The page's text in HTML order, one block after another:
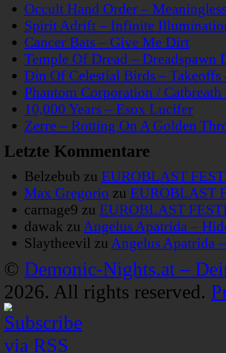
Occult Hand Order –
Spirit Adrift – Infinite
Cancer Bats – Give Me Dirt
Temple Of Dread – Dreadspawn
Din Of Celestial Birds –
Phantom Corporation /
10,000 Years – Esox Lucifer
Zerre – Rotting On A Golden
Letzte Kommentare
Belzebub zu EUROBLAST
Max Gregorio zu EUROBLAST
carnage9 zu EUROBLAST
dawak zu Angelus Apatrida –
Slaytheevil zu Angelus Apatrida
© Demonic-Nights.at –
2026. All rights reserved.